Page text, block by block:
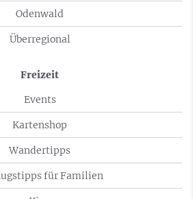
Odenwald
Überregional
Freizeit
Events
Kartenshop
Wandertipps
für Familien